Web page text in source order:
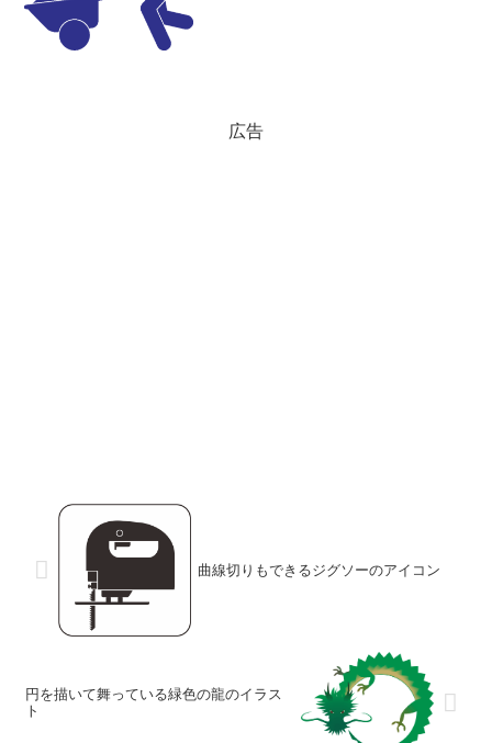
広告
曲線切りもできるジグソーのアイコン
円を描いて舞っている緑色の龍のイラス
ト